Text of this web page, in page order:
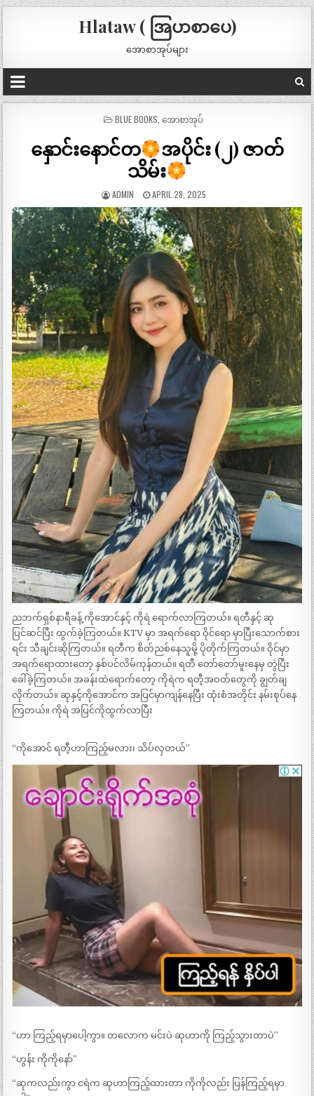
Hlataw ( အြပာစာပေ)
အောစာအုပ်များ
POSTED
BLUE BOOKS အောစာအုပ်
နှောင်းနောင်တ
အပိုင်း (၂) ဇာတ်
သိမ်း
ADMIN APRIL 28, 2025
ညဘက်ရှစ်နာရီခန့် ကိုအောင်နှင့် ကိုရဲ ရောက်လာကြတယ်။ ရတီနှင့် ဆု
ပြင်ဆင်ပြီး ထွက်ခဲ့ကြတယ်။ KTV မှာ အရက်ရော ဝိုင်ရော မှာပြီးသောက်စား
ရင်း သီချင်းဆိုကြတယ်။ ရတီက စိတ်ညစ်နေသူမို့ ပိုတိုက်ကြတယ်။ ဝိုင်မှာ
အရက်ရောထားတော့ နှစ်ပင်လိမ်ကုန်တယ်။ ရတီ တော်တော်မူးနေမှ တွဲပြီး
ခေါ်ခဲ့ကြတယ်။ အခန်းထဲရောက်တော့ ကိုရဲက ရတီ့အဝတ်တွေကို ချွတ်ချ
လိုက်တယ်။ ဆုနှင့်ကိုအောင်က အပြင်မှာကျန်နေပြီး ထုံးစံအတိုင်း နမ်းစုပ်နေ
ကြတယ်။ ကိုရဲ အပြင်ကိုထွက်လာပြီး
“ကိုအောင် ရတီ့ဟာကြည့်မလား၊ သိပ်လှတယ်”
“ဟာ ကြည့်ရမှာပေါ့ကွာ။ တလောက မင်းပဲ ဆုဟာကို ကြည့်သွားတာပဲ”
“ဟွန်း ကိုကိုနော်”
“ဆုကလည်းကွာ ငရဲက ဆုဟာကြည့်ထားတာ ကိုကိုလည်း ပြန်ကြည့်ရမှာ